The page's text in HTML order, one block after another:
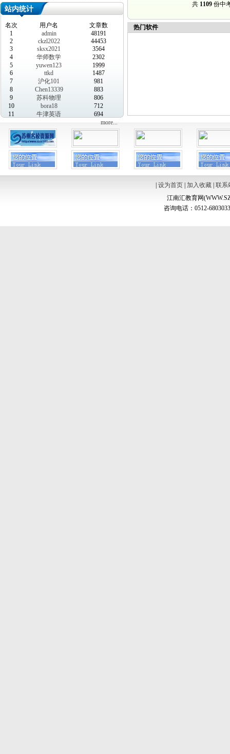
站内统计
名次 用户名
文章数
1
admin
48191
2
ckzl2022
44453
3
sksx2021
3564
4
华师数学
2302
5
yuwen123
1999
6
ttkd
1487
7
沪化101
981
8
Chen13339
883
9
苏科物理
806
10
bora18
712
11
牛津英语
694
more...
共 1109份中
热门软件
设为首页| 加入收藏| 联系
江南汇教育网
咨询电话：0512-